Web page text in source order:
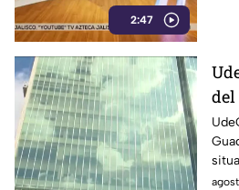
2:47
del